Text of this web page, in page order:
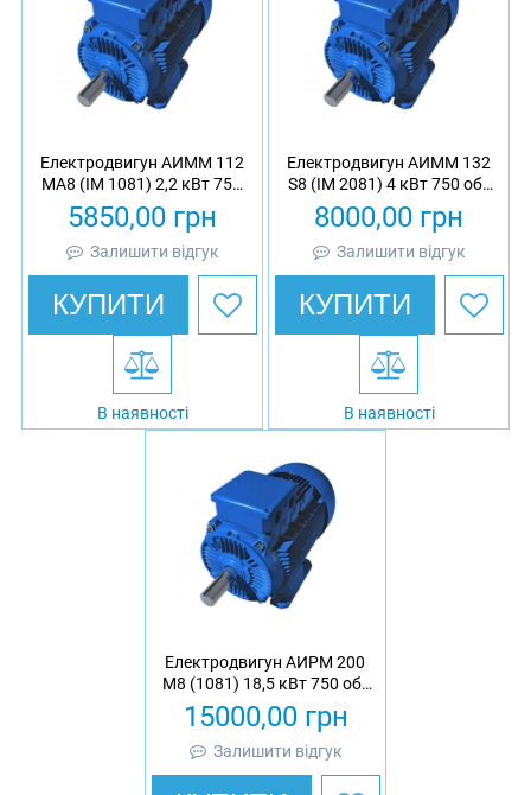
Електродвигун АИММ 112
МА8 (IM 1081) 2,2 кВт 750
об/хв вибухозахищений
асинхронний трифазний
5850,00 грн
Залишити відгук
КУПИТИ
В наявності
Електродвигун АИММ 132
S8 (IM 2081) 4 кВт 750 об/
хв вибухозахищений
асинхронний трифазний
8000,00 грн
Залишити відгук
КУПИТИ
В наявності
Електродвигун АИРМ 200
М8 (1081) 18,5 кВт 750 об/
хв асинхронний трифазний
15000,00грн
Залишити відгук